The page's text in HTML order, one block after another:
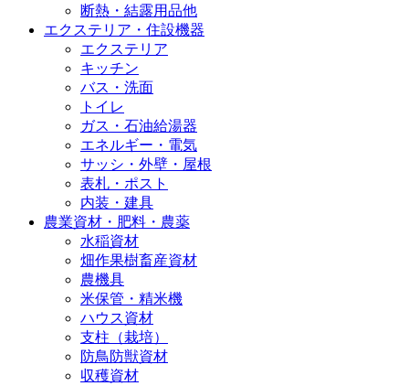
断熱・結露用品他
エクステリア・住設機器
エクステリア
キッチン
バス・洗面
トイレ
ガス・石油給湯器
エネルギー・電気
サッシ・外壁・屋根
表札・ポスト
内装・建具
農業資材・肥料・農薬
水稲資材
畑作果樹畜産資材
農機具
米保管・精米機
ハウス資材
支柱（栽培）
防鳥防獣資材
収穫資材